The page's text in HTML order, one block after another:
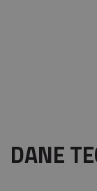
DANE